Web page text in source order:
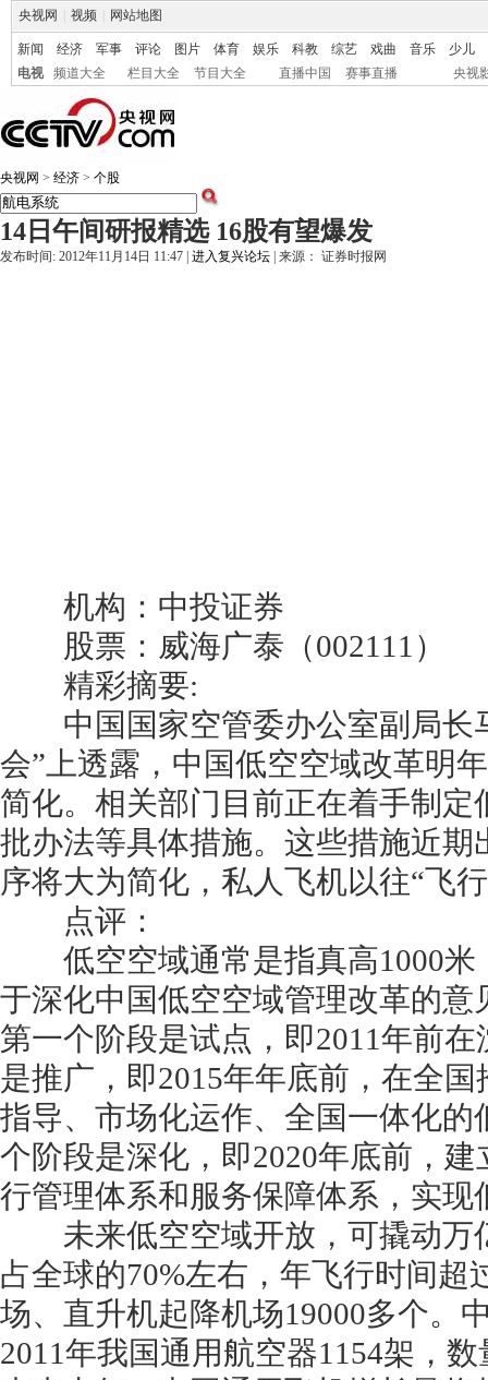
央视网 视频 网站地图
新闻 经济 军事 评论 图片 体育 娱乐 科教 综艺 戏曲 音乐
少儿
电视
频道大全 栏目大全 节目大全 直播中国 赛事直播 央视
央视网 > 经济 > 个股
14日午间研报精选 16股有望爆发
发布时间: 2012年11月14日 11:47 | 进入复兴论坛 | 来源： 证券时报网
机构：中投证券
股票：威海广泰（002111）
精彩摘要:
中国国家空管委办公室副局长
会”上透露，中国低空空域改革明
简化。相关部门目前正在着手制
批办法等具体措施。这些措施近
序将大为简化，私人飞机以往“飞
点评：
低空空域通常是指真高1000米
于深化中国低空空域管理改革的
第一个阶段是试点，即2011年前
是推广，即2015年年底前，在全
指导、市场化运作、全国一体化
个阶段是深化，即2020年底前，
行管理体系和服务保障体系，实
未来低空空域开放，可撬动万
占全球的70%左右，年飞行时间超
场、直升机起降机场19000多个。
2011年我国通用航空器1154架，